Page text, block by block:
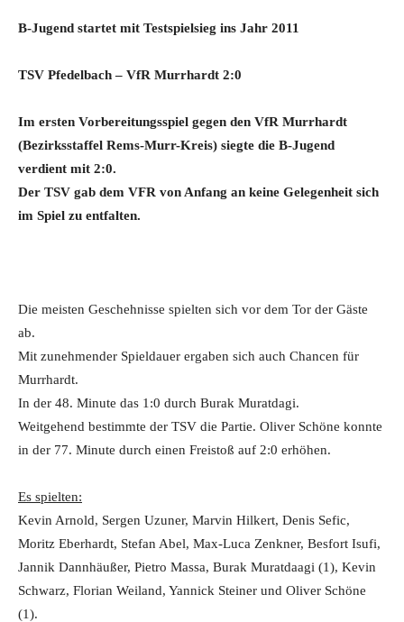
B-Jugend startet mit Testspielsieg ins Jahr 2011
TSV Pfedelbach – VfR Murrhardt 2:0
Im ersten Vorbereitungsspiel gegen den VfR Murrhardt
(Bezirksstaffel Rems-Murr-Kreis) siegte die B-Jugend
verdient mit 2:0.
Der TSV gab dem VFR von Anfang an keine Gelegenheit sich
im Spiel zu entfalten.
Die meisten Geschehnisse spielten sich vor dem Tor der Gäste
ab.
Mit zunehmender Spieldauer ergaben sich auch Chancen für
Murrhardt.
In der 48. Minute das 1:0 durch Burak Muratdagi.
Weitgehend bestimmte der TSV die Partie. Oliver Schöne konnte
in der 77. Minute durch einen Freistoß auf 2:0 erhöhen.
Es spielten:
Kevin Arnold, Sergen Uzuner, Marvin Hilkert, Denis Sefic,
Moritz Eberhardt, Stefan Abel, Max-Luca Zenkner, Besfort Isufi,
Jannik Dannhäußer, Pietro Massa, Burak Muratdaagi (1), Kevin
Schwarz, Florian Weiland, Yannick Steiner und Oliver Schöne
(1).